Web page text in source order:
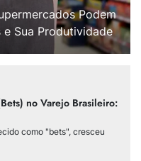
Podem
Sua Produtividade
no Varejo Brasileiro:
como "bets", cresceu